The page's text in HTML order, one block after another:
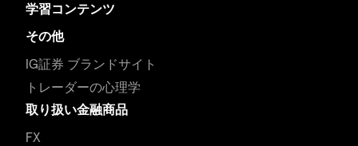
学習コンテンツ
その他
IG証券 ブランドサイト
トレーダーの心理学
取り扱い金融商品
FX